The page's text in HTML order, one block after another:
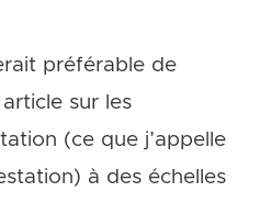
préférable de
sur les
(ce que j’appelle
à des échelles